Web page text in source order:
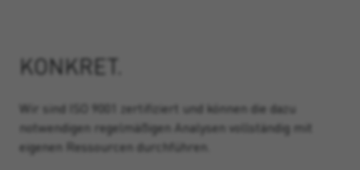
KONKRET.
Wir sind ISO 9001 zertifiziert und können die dazu
notwendigen regelmäßigen Analysen vollständig mit
eigenen Ressourcen durchführen.